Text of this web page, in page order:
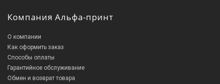
Компания Альфа-принт
О компании
Как оформить заказ
Способы оплаты
Гарантийное обслуживание
Обмен и возврат товара